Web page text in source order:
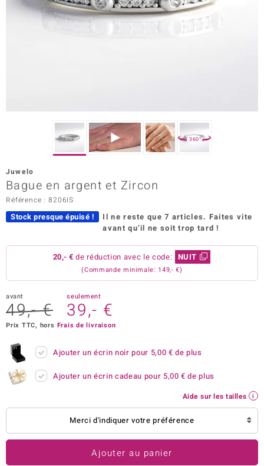
Collection
360°
Juwelo
Bague en argent et Zircon
Référence : 8206IS
Stock presque épuisé ! Il ne reste que 7 articles. Faites vite
avant qu’il ne soit trop tard !
20,- € de réduction avec le code: NUIT
(Commande minimale: 149,- €)
avant
49,- €
seulement
39,- €
Prix TTC, hors Frais de livraison
Ajouter un écrin noir pour 5,00 € de plus
Ajouter un écrin cadeau pour 5,00 € de plus
Aide sur les tailles
Merci d'indiquer votre préférence
Ajouter au panier